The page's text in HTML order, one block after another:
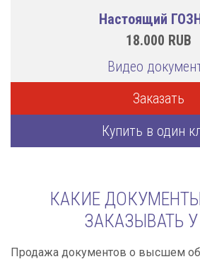
Настоящий
18.000 RUB
Видео
Заказать
Купить в один
КАКИЕ
ЗАКАЗЫВАТЬ
Продажа документов о высшем